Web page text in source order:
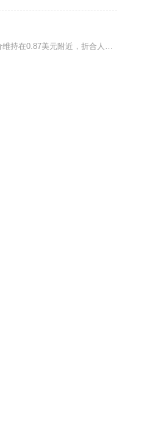
当前FIL现货主流交易所报价维持在0.87美元附近，折合人民币约5.95元，24小时行情整